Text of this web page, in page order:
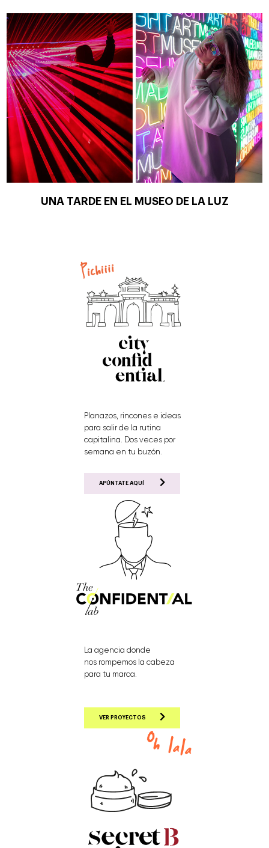
UNA TARDE EN EL MUSEO DE LA LUZ
Planazos, rincones e ideas
para salir de la rutina
capitalina. Dos veces por
semana en tu buzón.
APÚNTATE AQUÍ
La agencia donde
nos rompemos la cabeza
para tu marca.
VER PROYECTOS